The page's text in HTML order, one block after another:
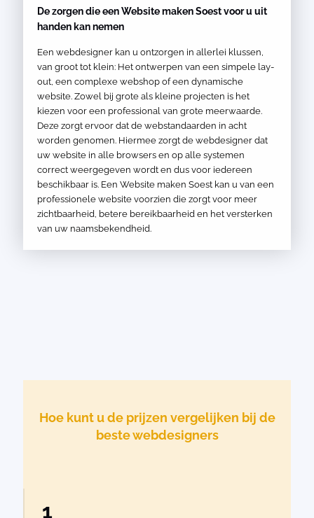
De zorgen die een Website maken Soest voor u uit
handen kan nemen
Een webdesigner kan u ontzorgen in allerlei klussen,
van groot tot klein: Het ontwerpen van een simpele lay-
out, een complexe webshop of een dynamische
website. Zowel bij grote als kleine projecten is het
kiezen voor een professional van grote meerwaarde.
Deze zorgt ervoor dat de webstandaarden in acht
worden genomen. Hiermee zorgt de webdesigner dat
uw website in alle browsers en op alle systemen
correct weergegeven wordt en dus voor iedereen
beschikbaar is. Een Website maken Soest kan u van een
professionele website voorzien die zorgt voor meer
zichtbaarheid, betere bereikbaarheid en het versterken
van uw naamsbekendheid.
Hoe kunt u de prijzen vergelijken bij de
beste webdesigners
1